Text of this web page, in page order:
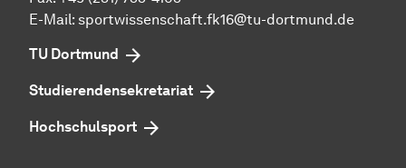
E-Mail: sportwissenschaft.fk16@tu-dortmund.de
TU Dortmund
Studierendensekretariat
Hochschulsport